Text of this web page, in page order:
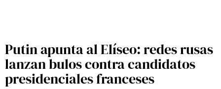
Putin apunta al Elíseo: redes rusas
lanzan bulos contra candidatos
presidenciales franceses